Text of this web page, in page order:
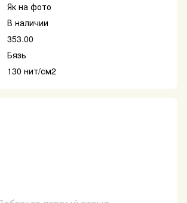
Як на фото
В наличии
353.00
Бязь
130 нит/см2